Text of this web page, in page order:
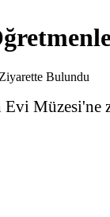
Müzesi'ne